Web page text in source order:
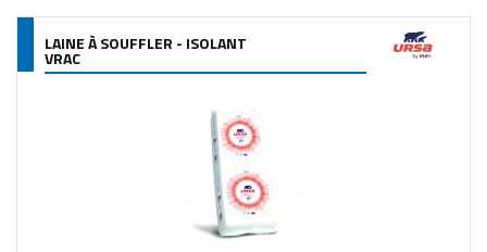
LAINE À SOUFFLER - ISOLANT
VRAC